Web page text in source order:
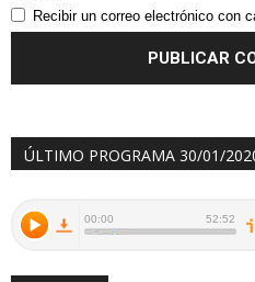
Recibir un correo electrónico con
ÚLTIMO PROGRAMA 30/01/